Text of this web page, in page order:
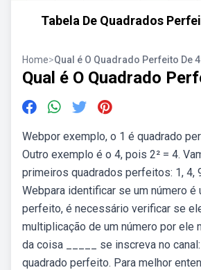
Tabela De Quadrados
Home>Qual é O Quadrado Perfeito De
Qual é O Quadrado
Webpor exemplo, o 1 é quadrado
Outro exemplo é o 4, pois 2² = 4.
primeiros quadrados perfeitos: 1, 4,
Webpara identificar se um número é
perfeito, é necessário verificar se
multiplicação de um número por ele
da coisa _____ se inscreva no
quadrado perfeito. Para melhor